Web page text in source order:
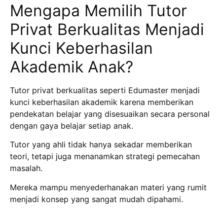
Mengapa Memilih Tutor
Privat Berkualitas Menjadi
Kunci Keberhasilan
Akademik Anak?
Tutor privat berkualitas seperti Edumaster menjadi
kunci keberhasilan akademik karena memberikan
pendekatan belajar yang disesuaikan secara personal
dengan gaya belajar setiap anak.
Tutor yang ahli tidak hanya sekadar memberikan
teori, tetapi juga menanamkan strategi pemecahan
masalah.
Mereka mampu menyederhanakan materi yang rumit
menjadi konsep yang sangat mudah dipahami.